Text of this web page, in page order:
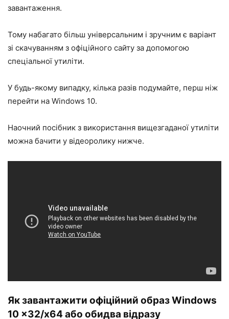
завантаження.
Тому набагато більш універсальним і зручним є варіант
зі скачуванням з офіційного сайту за допомогою
спеціальної утиліти.
У будь-якому випадку, кілька разів подумайте, перш ніж
перейти на Windows 10.
Наочний посібник з використання вищезгаданої утиліти
можна бачити у відеоролику нижче.
Як завантажити офіційний образ Windows
10 x32/x64 або обидва відразу